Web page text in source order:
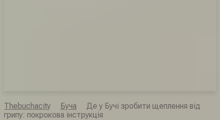
Thebuchacity Буча
Де у Бучі зробити щеплення від
грипу: покрокова інструкція